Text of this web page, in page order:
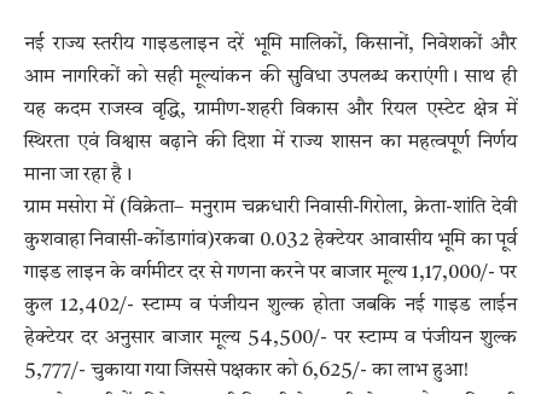
नई राज्य स्तरीय गाइडलाइन दरें भूमि मालिकों, किसानों, निवेशकों और
आम नागरिकों को सही मूल्यांकन की सुविधा उपलब्ध कराएंगी। साथ ही
यह कदम राजस्व वृद्धि, ग्रामीण-शहरी विकास और रियल एस्टेट क्षेत्र में
स्थिरता एवं विश्वास बढ़ाने की दिशा में राज्य शासन का महत्वपूर्ण निर्णय
माना जा रहा है।
ग्राम मसोरा में (विक्रेता– मनुराम चक्रधारी निवासी-गिरोला, क्रेता-शांति देवी
कुशवाहा निवासी-कोंडागांव)रकबा 0.032 हेक्टेयर आवासीय भूमि का पूर्व
गाइड लाइन के वर्गमीटर दर से गणना करने पर बाजार मूल्य 1,17,000/- पर
कुल 12,402/- स्टाम्प व पंजीयन शुल्क होता जबकि नई गाइड लाईन
हेक्टेयर दर अनुसार बाजार मूल्य 54,500/- पर स्टाम्प व पंजीयन शुल्क
5,777/- चुकाया गया जिससे पक्षकार को 6,625/- का लाभ हुआ!